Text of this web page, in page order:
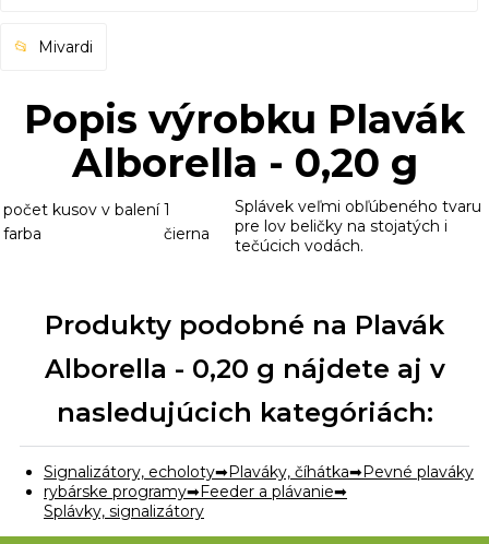
Mivardi
Popis výrobku Plavák
Alborella - 0,20 g
počet kusov v balení 1
farba
čierna
Splávek veľmi obľúbeného tvaru
pre lov beličky na stojatých i
tečúcich vodách.
Produkty podobné na Plavák
Alborella - 0,20 g nájdete aj v
nasledujúcich kategóriách:
Signalizátory, echoloty Plaváky, číhátka
Pevné plaváky
rybárske programy
Feeder a plávanie
Splávky, signalizátory